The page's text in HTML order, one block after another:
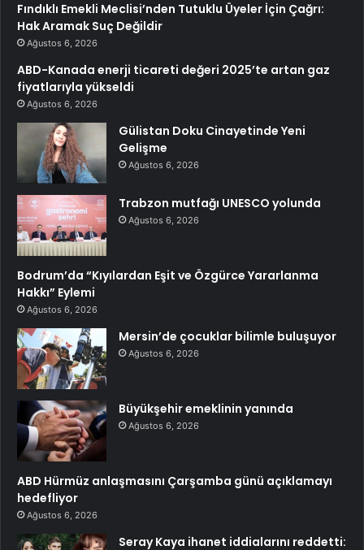
Fındıklı Emekli Meclisi’nden Tutuklu Üyeler İçin Çağrı:
Hak Aramak Suç Değildir
Ağustos 6, 2026
ABD-Kanada enerji ticareti değeri 2025’te artan gaz
fiyatlarıyla yükseldi
Ağustos 6, 2026
Gülistan Doku Cinayetinde Yeni
Gelişme
Ağustos 6, 2026
Trabzon mutfağı UNESCO yolunda
Ağustos 6, 2026
Bodrum’da “Kıyılardan Eşit ve Özgürce Yararlanma
Hakkı” Eylemi
Ağustos 6, 2026
Mersin’de çocuklar bilimle buluşuyor
Ağustos 6, 2026
Büyükşehir emeklinin yanında
Ağustos 6, 2026
ABD Hürmüz anlaşmasını Çarşamba günü açıklamayı
hedefliyor
Ağustos 6, 2026
Seray Kaya ihanet iddialarını reddetti: